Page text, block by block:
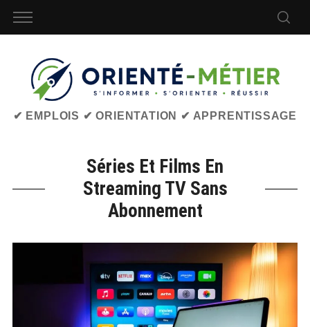
✔ EMPLOIS ✔ ORIENTATION ✔ APPRENTISSAGE
Séries Et Films En
Streaming TV Sans
Abonnement